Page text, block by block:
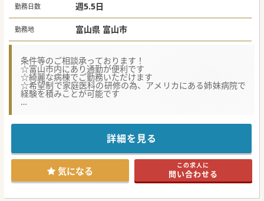
勤務日数 週5.5日
勤務地 富山県 富山市
条件等のご相談承っております！
☆富山市内にあり通勤が便利です
☆綺麗な病棟でご勤務いただけます
☆希望制で家庭医科の研修の為、アメリカにある姉妹病院で
経験を積みことが可能です
歓迎しております！
少しでもご興味がございましたら、お気軽にお問合せくださ
詳細を見る
気になる この求人に
問い合わせる